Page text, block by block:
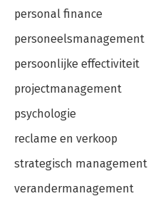
personal finance
personeelsmanagement
persoonlijke effectiviteit
projectmanagement
psychologie
reclame en verkoop
strategisch management
verandermanagement